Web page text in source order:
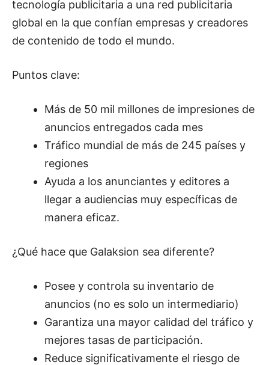
tecnología publicitaria a una red publicitaria
global en la que confían empresas y creadores
de contenido de todo el mundo.
Puntos clave:
Más de 50 mil millones de impresiones de
anuncios entregados cada mes
Tráfico mundial de más de 245 países y
regiones
Ayuda a los anunciantes y editores a
llegar a audiencias muy específicas de
manera eficaz.
¿Qué hace que Galaksion sea diferente?
Posee y controla su inventario de
anuncios (no es solo un intermediario)
Garantiza una mayor calidad del tráfico y
mejores tasas de participación.
Reduce significativamente el riesgo de